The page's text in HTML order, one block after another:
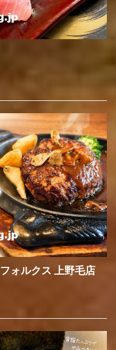
ォルクス 上野毛店